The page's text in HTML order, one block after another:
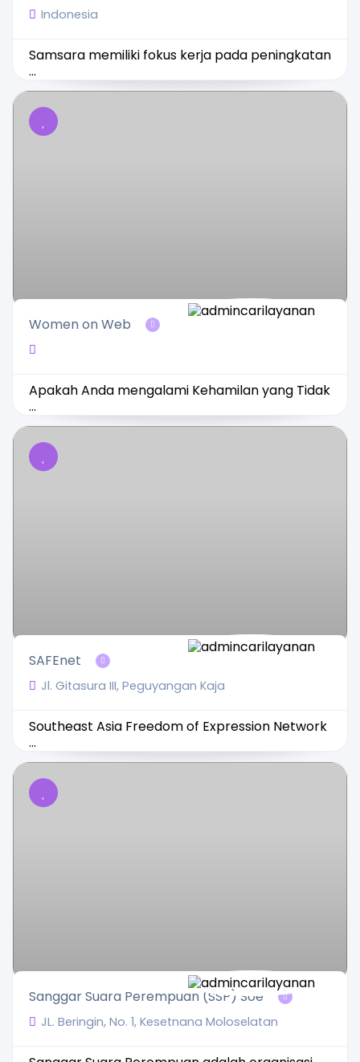
Indonesia
Samsara memiliki fokus kerja pada peningkatan
...
Women on Web
Apakah Anda mengalami Kehamilan yang Tidak
...
SAFEnet
Jl. Gitasura III, Peguyangan Kaja
Southeast Asia Freedom of Expression Network
...
Sanggar Suara Perempuan (SSP) Soe
JL. Beringin, No. 1, Kesetnana Moloselatan